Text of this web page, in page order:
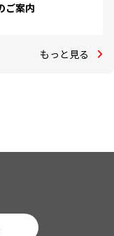
ご案内
もっと見る